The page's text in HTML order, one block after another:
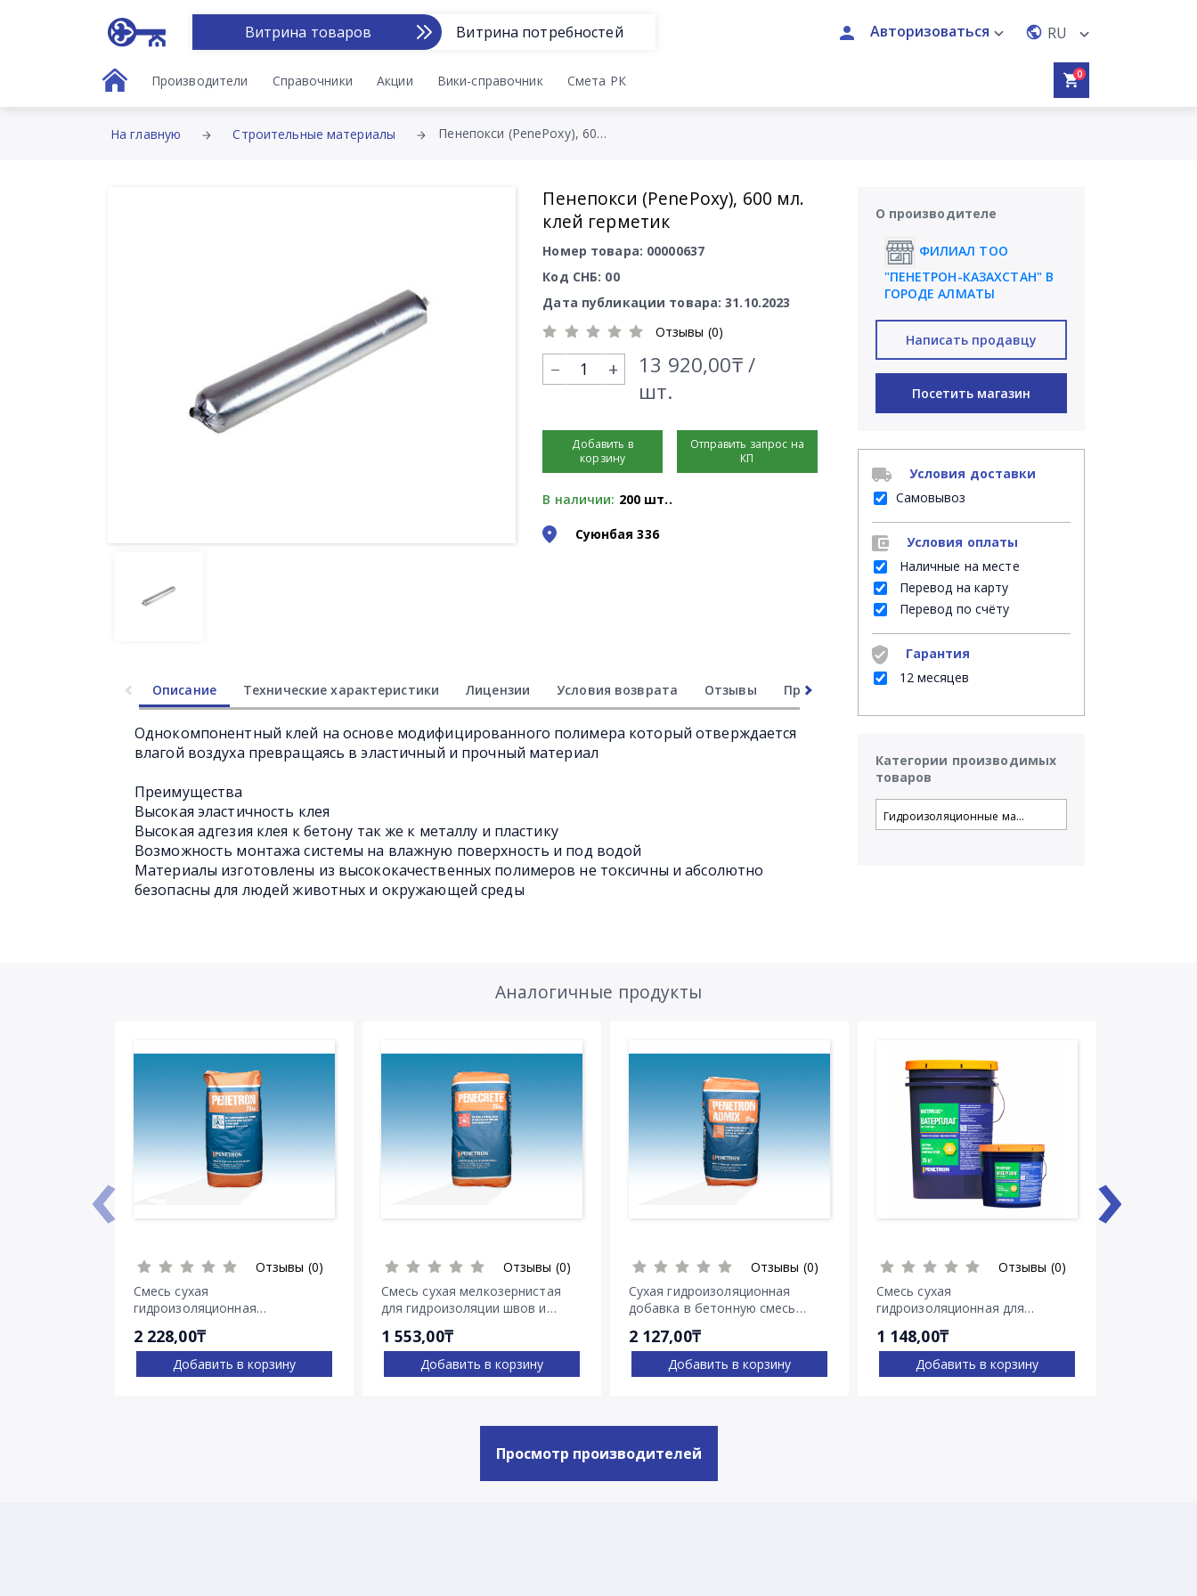
Витрина товаров Витрина потребностей Авторизоваться RU
Производители Справочники Акции Вики-справочник Смета РК 0
На главную Строительные материалы Пенепокси (PenePoxy), 600 мл. клей герметик
Пенепокси (PenePoxy), 600 мл.
клей герметик
Номер товара: 00000637
Код СНБ: 00
Дата публикации товара: 31.10.2023
Отзывы (0)
+
13 920,00₸ /
шт.
Добавить в
корзину
Отправить запрос на
КП
В наличии: 200 шт..
Суюнбая 336
Описание Технические характеристики Лицензии Условия возврата Отзывы Прочее Часто задаваемые вопросы
Однокомпонентный клей на основе модифицированного полимера который отверждается
влагой воздуха превращаясь в эластичный и прочный материал
Преимущества
Высокая эластичность клея
Высокая адгезия клея к бетону так же к металлу и пластику
Возможность монтажа системы на влажную поверхность и под водой
Материалы изготовлены из высококачественных полимеров не токсичны и абсолютно
безопасны для людей животных и окружающей среды
О производителе
ФИЛИАЛ ТОО
"ПЕНЕТРОН-КАЗАХСТАН" В
ГОРОДЕ АЛМАТЫ
Написать продавцу
Посетить магазин
Условия доставки
Самовывоз
Условия оплаты
Наличные на месте
Перевод на карту
Перевод по счёту
Гарантия
12 месяцев
Категории производимых
товаров
Гидроизоляционные ма...
Аналогичные продукты
Отзывы (0)
Смесь сухая
гидроизоляционная
Пенетрон
2 228,00₸
Добавить в корзину
Отзывы (0)
Смесь сухая мелкозернистая
для гидроизоляции швов и
1 553,00₸
Добавить в корзину
Отзывы (0)
Сухая гидроизоляционная
добавка в бетонную смесь
2 127,00₸
Добавить в корзину
Отзывы (0)
Смесь сухая
гидроизоляционная для
Ватерплаг
1 148,00₸
Добавить в корзину
‹ ›
Просмотр производителей